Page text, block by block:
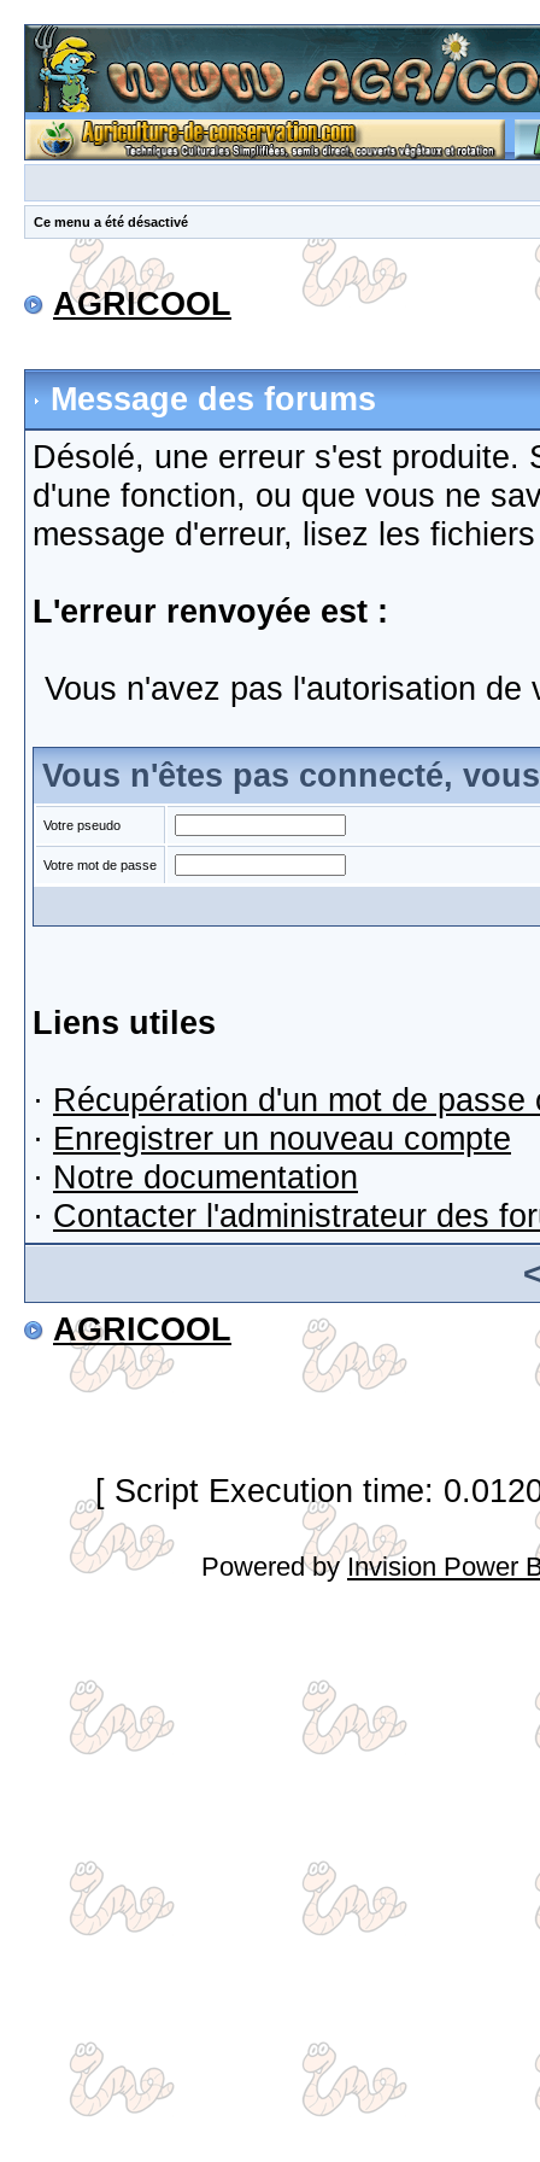
Ce menu a été désactivé
AGRICOOL
Message des forums
Désolé, une erreur s'est produite.
d'une fonction, ou que vous ne
message d'erreur, lisez les
L'erreur renvoyée est :
Vous n'avez pas l'autorisation de
Vous n'êtes pas connecté,
Votre pseudo
Votre mot de passe
Liens utiles
· Récupération d'un mot de passe
· Enregistrer un nouveau compte
· Notre documentation
· Contacter l'administrateur des
AGRICOOL
[ Script Execution time:
Powered byInvision Power